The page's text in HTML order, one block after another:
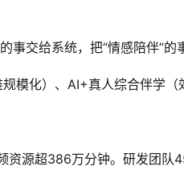
交给系统，把“情感陪伴”的
化）、AI+真人综合伴学
源超386万分钟。研发团队